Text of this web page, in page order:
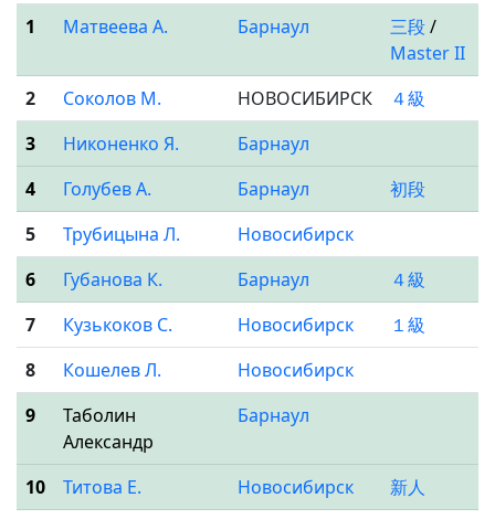
1
Матвеева А. Барнаул 三段/
Master II
2
Соколов М. НОВОСИБИРСК
４級
3
Никоненко Я.
Барнаул
4
Голубев А. Барнаул
初段
5
Трубицына Л.
Новосибирск
6
Губанова К. Барнаул
４級
7
Кузькоков С. Новосибирск
１級
8
Кошелев Л.
Новосибирск
9
Таболин
Александр
Барнаул
10 Титова Е. Новосибирск
新人